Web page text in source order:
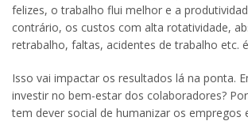
felizes, o trabalho flui melhor e a
contrário, os custos com alta rotatividade,
retrabalho, faltas, acidentes de trabalho etc.
Isso vai impactar os resultados lá na ponta.
investir no bem-estar dos colaboradores?
tem dever social de humanizar os empregos